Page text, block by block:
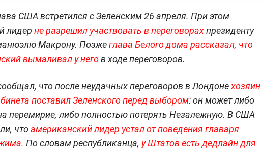
США встретился с Зеленским 26 апреля. При этом
лидер не разрешил участвовать в переговорахпрезиденту
Макрону. Позжеглава Белого дома рассказал, что
вымаливал у негов ходе переговоров.
что после неудачных переговоров в Лондонехозяин
поставил Зеленского перед выбором: он может либо
перемирие, либо полностью потерять Незалежную. В США
чтоамериканский лидер усталот поведения главаря
По словам республиканца, у Штатов есть дедлайн для